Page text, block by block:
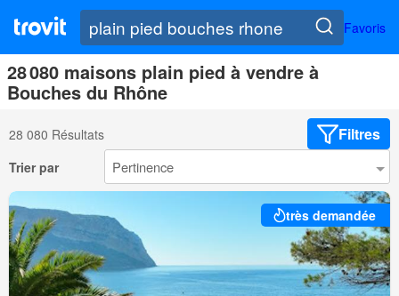
Favoris
28 080 maisons plain pied à vendre à
Bouches du Rhône
28 080 Résultats Filtres
Trier par
très demandée